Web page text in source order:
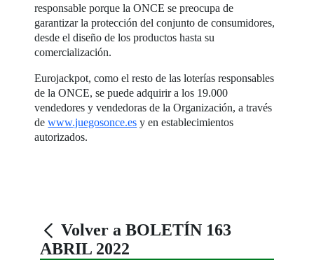
responsable porque la ONCE se preocupa de
garantizar la protección del conjunto de consumidores,
desde el diseño de los productos hasta su
comercialización.
Eurojackpot, como el resto de las loterías responsables
de la ONCE, se puede adquirir a los 19.000
vendedores y vendedoras de la Organización, a través
dewww.juegosonce.es y en establecimientos
autorizados.
Volver a BOLETÍN 163
ABRIL 2022